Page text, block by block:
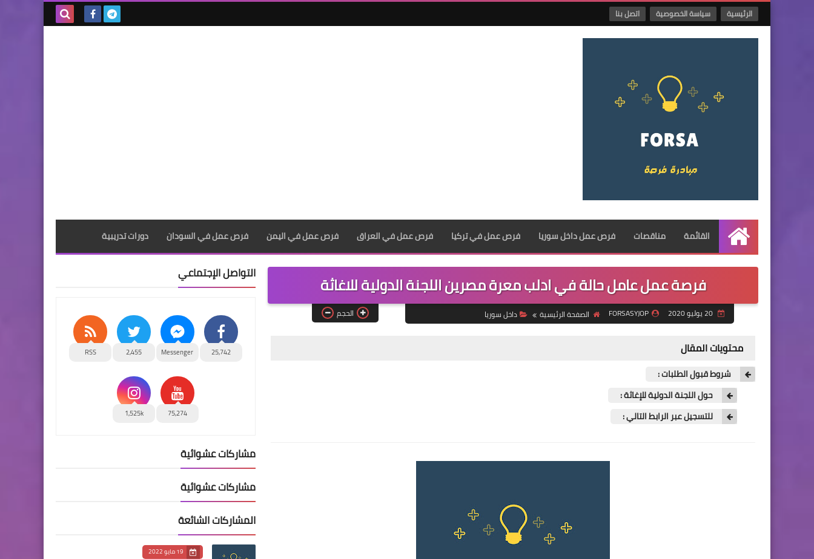
الرئيسية سياسة الخصوصية اتصل بنا
الرئيسية
القائمة مناقصات فرص عمل داخل سوريا فرص عمل في تركيا فرص عمل في العراق فرص عمل في اليمن فرص عمل في السودان دورات تدريبية
فرصة عمل عامل حالة في ادلب معرة مصرين اللجنة الدولية للاغاثة
20 يوليو 2020 FORSASYJOP الصفحة الرئيسية داخل سوريا الحجم
محتويات المقال
شروط قبول الطلبات :
حول اللجنة الدولية للإغاثة :
للتسجيل عبر الرابط التالي :
التواصل الإجتماعي
25,742
Messenger
2,455
RSS
75,274
1,525k
مشاركات عشوائية
مشاركات عشوائية
المشاركات الشائعة
19 مايو 2022